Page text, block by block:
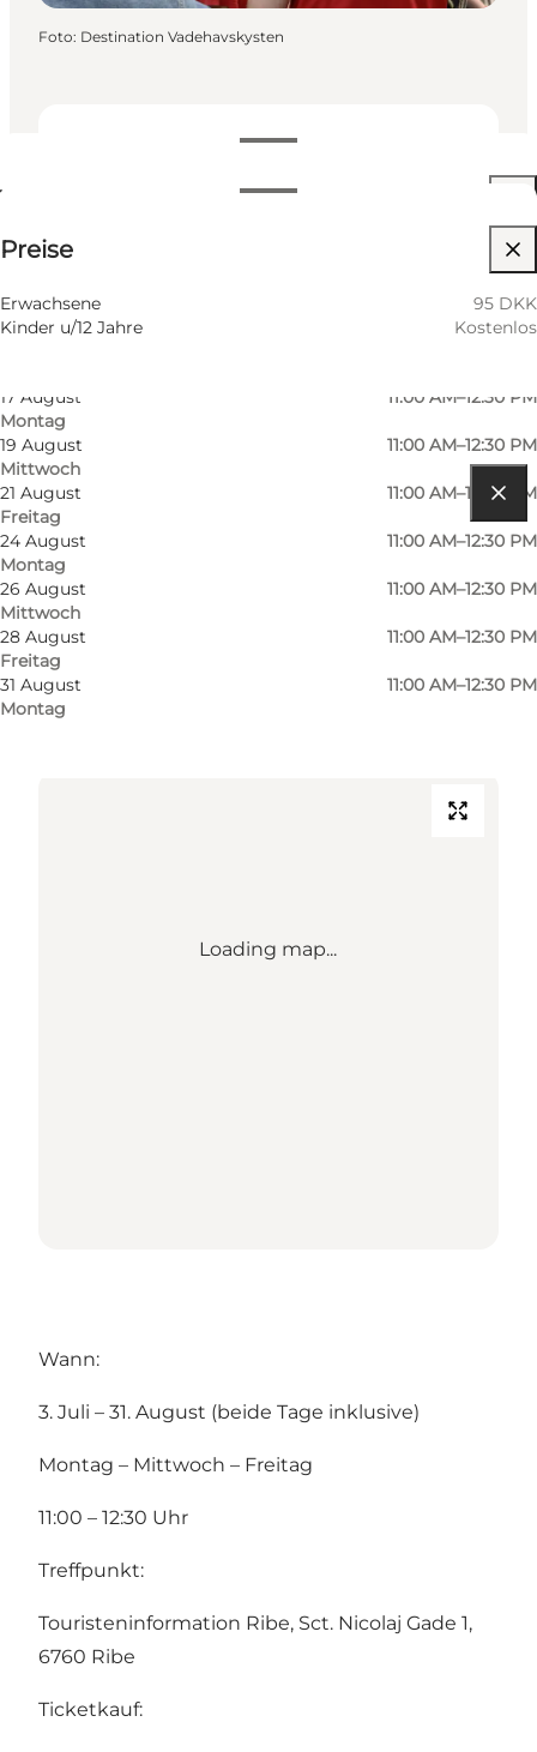
Termine und Uhrzeiten
Termine und Uhrzeiten
10 August
11:00 AM–12:30 PM
12 August
Mittwoch
11:00 AM–12:30 PM
17 August
Montag
11:00 AM–12:30 PM
19 August
Mittwoch
11:00 AM–12:30 PM
21 August
Freitag
11:00 AM–12:30 PM
24 August
Montag
11:00 AM–12:30 PM
26 August
Mittwoch
11:00 AM–12:30 PM
28 August
Freitag
11:00 AM–12:30 PM
31 August
Montag
11:00 AM–12:30 PM
Preise
Erwachsene
95 DKK
Kinder u/12 Jahre
Kostenlos
Foto: Destination Vadehavskysten
6760 Ribe
Loading map...
Wann:
3. Juli – 31. August (beide Tage inklusive)
Montag – Mittwoch – Freitag
11:00 – 12:30 Uhr
Treffpunkt:
Touristeninformation Ribe, Sct. Nicolaj Gade 1,
6760 Ribe
Ticketkauf: